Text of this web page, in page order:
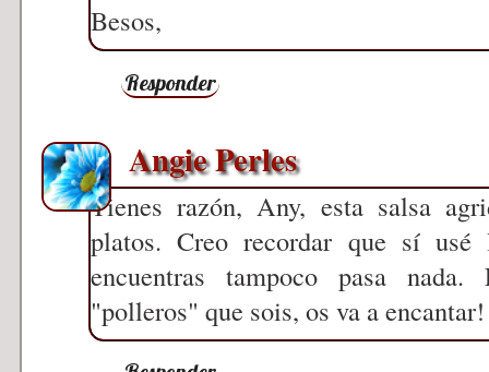
Besos,
Responder
Angie Perles
Tienes razón, Any, esta salsa
platos. Creo recordar que sí
encuentras tampoco pasa
"polleros" que sois, os va a